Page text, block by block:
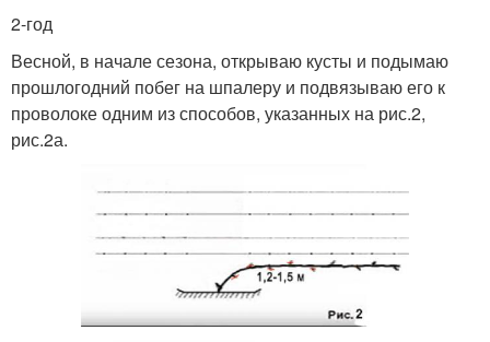
2-год
Весной, в начале сезона, открываю кусты и подымаю
прошлогодний побег на шпалеру и подвязываю его к
проволоке одним из способов, указанных на рис.2,
рис.2а.